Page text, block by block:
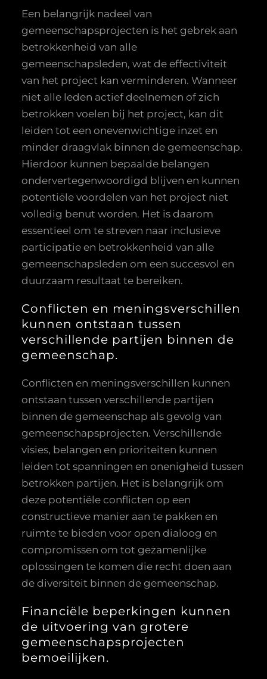
Een belangrijk nadeel van
gemeenschapsprojecten is het gebrek aan
betrokkenheid van alle
gemeenschapsleden, wat de effectiviteit
van het project kan verminderen. Wanneer
niet alle leden actief deelnemen of zich
betrokken voelen bij het project, kan dit
leiden tot een onevenwichtige inzet en
minder draagvlak binnen de gemeenschap.
Hierdoor kunnen bepaalde belangen
ondervertegenwoordigd blijven en kunnen
potentiële voordelen van het project niet
volledig benut worden. Het is daarom
essentieel om te streven naar inclusieve
participatie en betrokkenheid van alle
gemeenschapsleden om een succesvol en
duurzaam resultaat te bereiken.
Conflicten en meningsverschillen
kunnen ontstaan tussen
verschillende partijen binnen de
gemeenschap.
Conflicten en meningsverschillen kunnen
ontstaan tussen verschillende partijen
binnen de gemeenschap als gevolg van
gemeenschapsprojecten. Verschillende
visies, belangen en prioriteiten kunnen
leiden tot spanningen en onenigheid tussen
betrokken partijen. Het is belangrijk om
deze potentiële conflicten op een
constructieve manier aan te pakken en
ruimte te bieden voor open dialoog en
compromissen om tot gezamenlijke
oplossingen te komen die recht doen aan
de diversiteit binnen de gemeenschap.
Financiële beperkingen kunnen
de uitvoering van grotere
gemeenschapsprojecten
bemoeilijken.